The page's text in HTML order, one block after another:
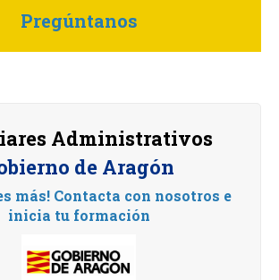
Pregúntanos
Administrativos
de Aragón
más! Contacta con nosotros e
inicia tu formación